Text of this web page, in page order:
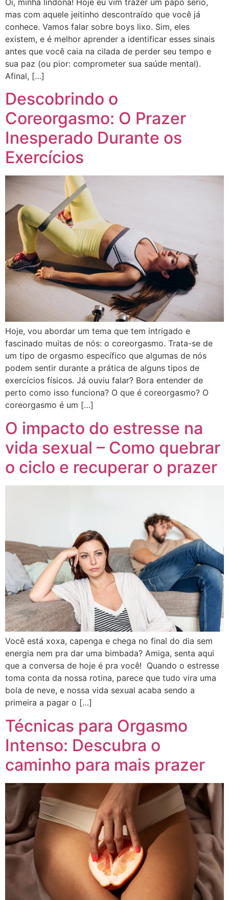
mas com aquele jeitinho descontraído que você já
conhece. Vamos falar sobre boys lixo. Sim, eles
existem, e é melhor aprender a identificar esses sinais
antes que você caia na cilada de perder seu tempo e
sua paz (ou pior: comprometer sua saúde mental).
Afinal, […]
Descobrindo o
Coreorgasmo: O Prazer
Inesperado Durante os
Exercícios
Hoje, vou abordar um tema que tem intrigado e
fascinado muitas de nós: o coreorgasmo. Trata-se de
um tipo de orgasmo específico que algumas de nós
podem sentir durante a prática de alguns tipos de
exercícios físicos. Já ouviu falar? Bora entender de
perto como isso funciona? O que é coreorgasmo? O
coreorgasmo é um […]
O impacto do estresse na
vida sexual – Como quebrar
o ciclo e recuperar o prazer
Você está xoxa, capenga e chega no final do dia sem
energia nem pra dar uma bimbada? Amiga, senta aqui
que a conversa de hoje é pra você! Quando o estresse
toma conta da nossa rotina, parece que tudo vira uma
bola de neve, e nossa vida sexual acaba sendo a
primeira a pagar o […]
Técnicas para Orgasmo
Intenso: Descubra o
caminho para mais prazer